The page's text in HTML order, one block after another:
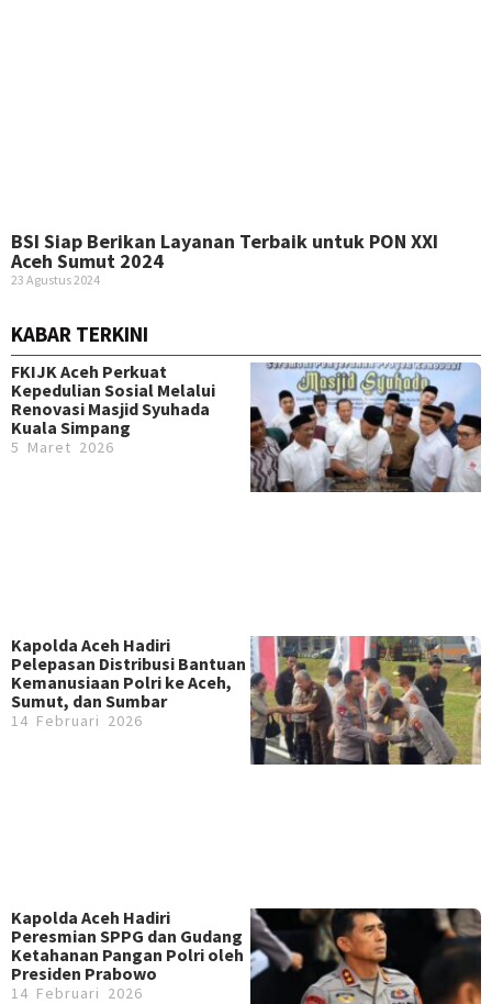
BSI Siap Berikan Layanan Terbaik untuk PON XXI
Aceh Sumut 2024
23 Agustus 2024
KABAR TERKINI
FKIJK Aceh Perkuat
Kepedulian Sosial Melalui
Renovasi Masjid Syuhada
Kuala Simpang
5 Maret 2026
Kapolda Aceh Hadiri
Pelepasan Distribusi Bantuan
Kemanusiaan Polri ke Aceh,
Sumut, dan Sumbar
14 Februari 2026
Kapolda Aceh Hadiri
Peresmian SPPG dan Gudang
Ketahanan Pangan Polri oleh
Presiden Prabowo
14 Februari 2026